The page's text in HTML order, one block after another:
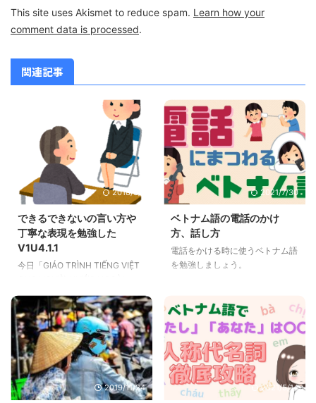
This site uses Akismet to reduce spam. Learn how your
comment data is processed.
関連記事
2018/3/7
できるできないの言い方や
丁寧な表現を勉強した
V1U4.1.1
今日「GIÁO TRÌNH TIẾNG VIỆT
TÂP1」外国人のベトナム語の本
の第4課に突入しました！できる
できないや丁寧な表現、何年勉強
していますかと行った表現を勉強
しましょう。
2021/7/30
ベトナム語の電話のかけ
方、話し方
電話をかける時に使うベトナム語
を勉強しましょう。
2019/11/24 2021/5/14